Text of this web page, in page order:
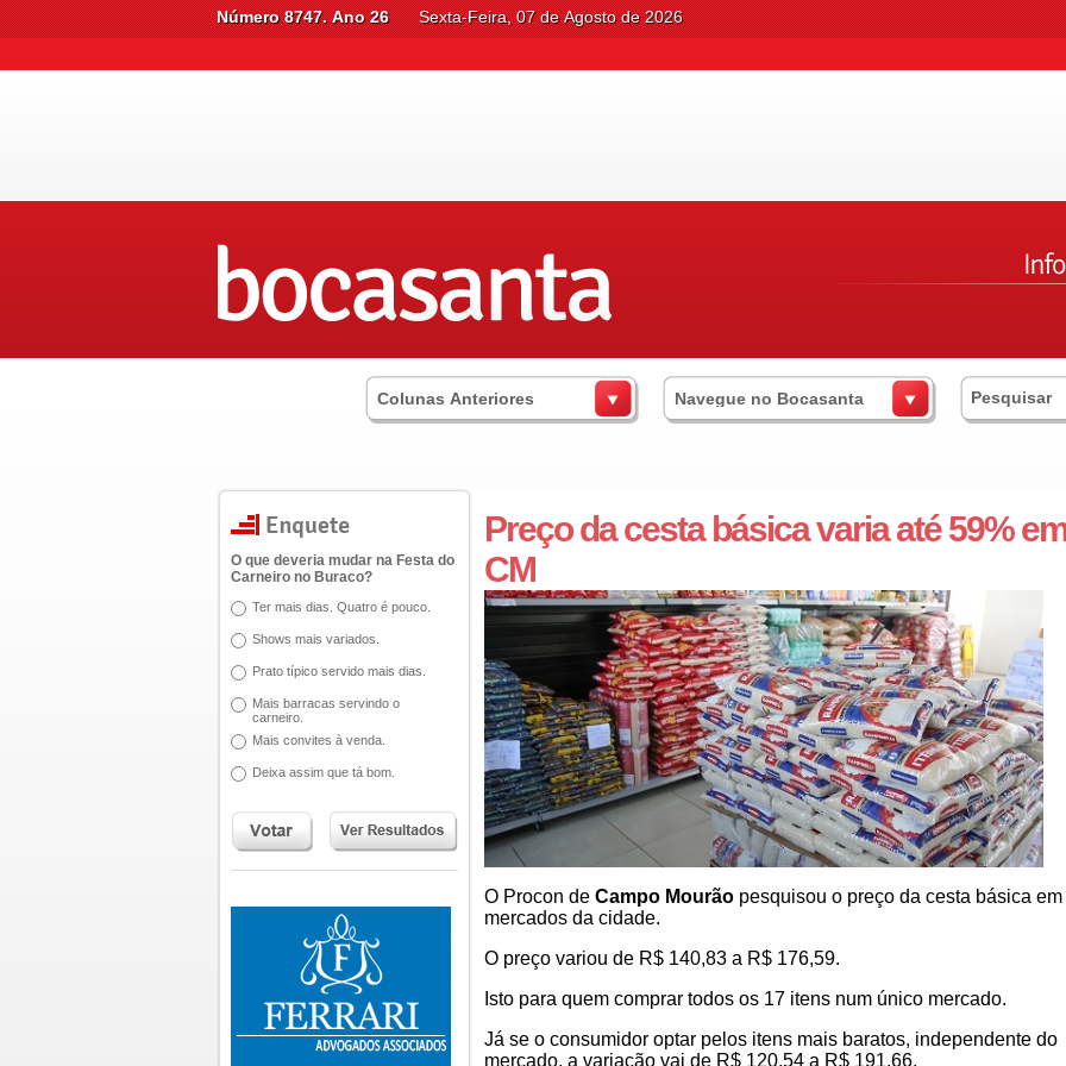
Número 8747. Ano 26 Sexta-Feira, 07 de Agosto de 2026
Colunas Anteriores Navegue no Bocasanta
O que deveria mudar na Festa do
Carneiro no Buraco?
Ter mais dias. Quatro é pouco.
Shows mais variados.
Prato típico servido mais dias.
Mais barracas servindo o
carneiro.
Mais convites à venda.
Deixa assim que tá bom.
Preço da cesta básica varia até 59%
CM
O Procon de Campo Mourão pesquisou o preço da cesta básica
mercados da cidade.
O preço variou de R$ 140,83 a R$ 176,59.
Isto para quem comprar todos os 17 itens num único mercado.
Já se o consumidor optar pelos itens mais baratos, independente do
mercado, a variação vai de R$ 120,54 a R$ 191,66.